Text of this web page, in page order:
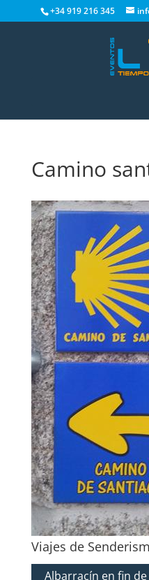
+34 919 216 345
Camino
Viajes de
Albarracín en fin